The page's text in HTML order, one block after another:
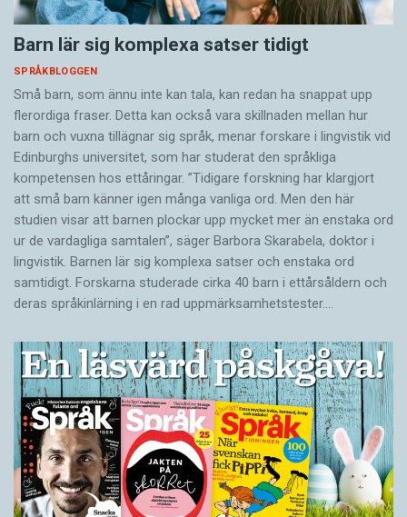
Barn lär sig komplexa satser tidigt
SPRÅKBLOGGEN
Små barn, som ännu inte kan tala, kan redan ha snappat upp
flerordiga fraser. Detta kan också vara skillnaden mellan hur
barn och vuxna tillägnar sig språk, menar forskare i lingvistik vid
Edinburghs universitet, som har studerat den språkliga
kompetensen hos ettåringar. ”Tidigare forskning har klargjort
att små barn känner igen många vanliga ord. Men den här
studien visar att barnen plockar upp mycket mer än enstaka ord
ur de vardagliga samtalen”, säger Barbora Skarabela, doktor i
lingvistik. Barnen lär sig komplexa satser och enstaka ord
samtidigt. Forskarna studerade cirka 40 barn i ettårsåldern och
deras språkinlärning i en rad uppmärksamhetstester.…